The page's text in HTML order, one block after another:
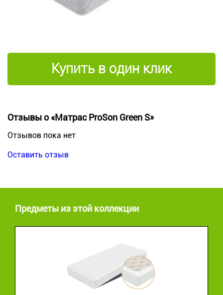
Купить в один клик
Отзывы о «Матрас ProSon Green S»
Отзывов пока нет
Оставить отзыв
Предметы из этой коллекции